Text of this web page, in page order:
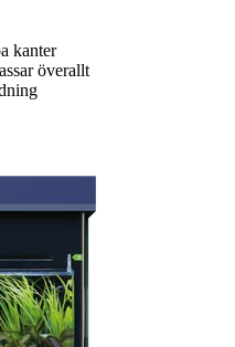
kanter
överallt